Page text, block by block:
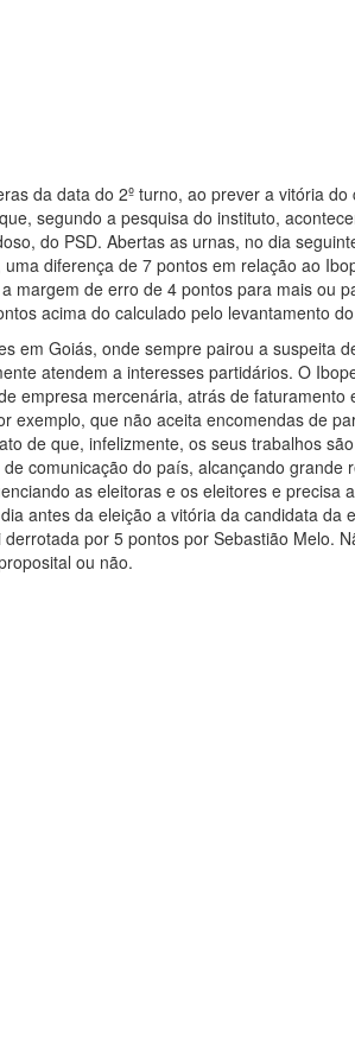
da data do 2º turno, ao prever a vitória do
segundo a pesquisa do instituto,
do PSD. Abertas as urnas, no dia
diferença de 7 pontos em relação ao
margem de erro de 4 pontos para mais ou
acima do calculado pelo levantamento
em Goiás, onde sempre pairou a suspeita
atendem a interesses partidários. O
empresa mercenária, atrás de faturamento
exemplo, que não aceita encomendas de
de que, infelizmente, os seus trabalhos
comunicação do país, alcançando grande
as eleitoras e os eleitores e precisa
antes da eleição a vitória da candidata da
por 5 pontos por Sebastião Melo.
ou não.